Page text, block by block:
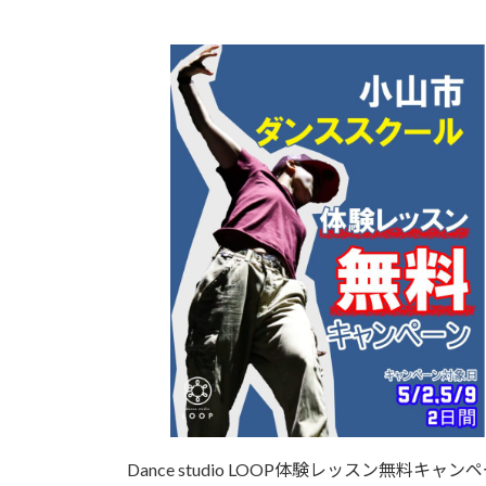
Dance studio LOOP体験レッスン無料キャン